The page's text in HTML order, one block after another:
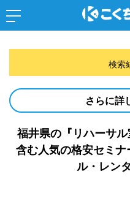
福井県の『リハーサ
含む人気の格安セミ
ル・レン
検索
さらに詳